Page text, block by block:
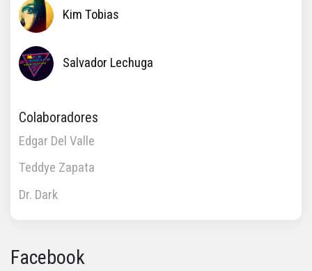
Kim Tobias
Salvador Lechuga
Colaboradores
Edgar Del Valle
Teddye Zapata
Dr. Dark
Facebook